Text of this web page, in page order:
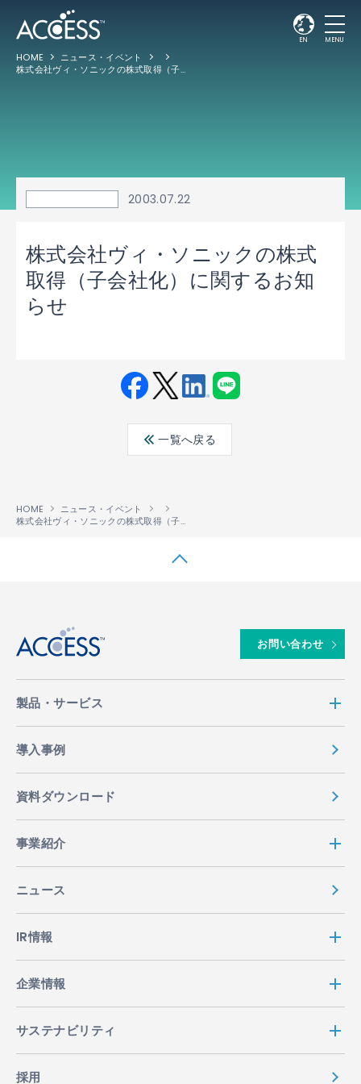
EN MENU
HOME
ニュース・イベント
株式会社ヴィ・ソニックの株式取得（子会社化）に関するお知らせ
2003.07.22
株式会社ヴィ・ソニックの株式
取得（子会社化）に関するお知
らせ
ebo ter
edin
一覧へ戻る
HOME
ニュース・イベント
株式会社ヴィ・ソニックの株式取得（子会社化）に関するお知らせ
お問い合わせ
製品・サービス
導入事例
資料ダウンロード
事業紹介
ニュース
IR情報
企業情報
サステナビリティ
採用